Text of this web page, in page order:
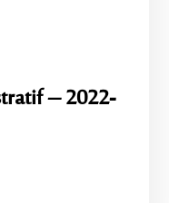
– 2022-